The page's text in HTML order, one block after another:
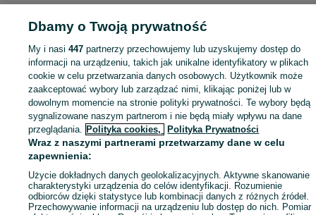
Dbamy o Twoją prywatność
My i nasi447 partnerzy przechowujemy lub uzyskujemy dostęp do
informacji na urządzeniu, takich jak unikalne identyfikatory w plikach
cookie w celu przetwarzania danych osobowych. Użytkownik może
zaakceptować wybory lub zarządzać nimi, klikając poniżej lub w
dowolnym momencie na stronie polityki prywatności. Te wybory będą
sygnalizowane naszym partnerom i nie będą miały wpływu na dane
przeglądania. Polityka cookies, Polityka Prywatności
Wraz z naszymi partnerami przetwarzamy dane w celu
zapewnienia:
Użycie dokładnych danych geolokalizacyjnych. Aktywne skanowanie
charakterystyki urządzenia do celów identyfikacji. Rozumienie
odbiorców dzięki statystyce lub kombinacji danych z różnych źródeł.
Przechowywanie informacji na urządzeniu lub dostęp do nich. Pomiar